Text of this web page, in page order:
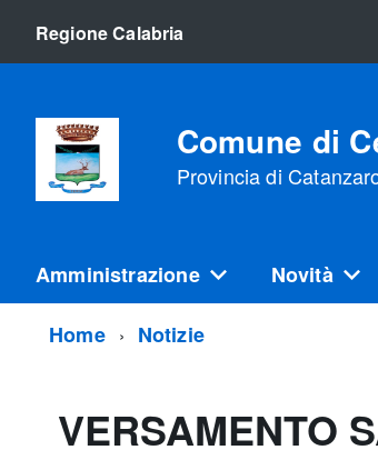
Regione Calabria
Comune di
Provincia di
Amministrazione Novità
Home Notizie
VERSAMENTO